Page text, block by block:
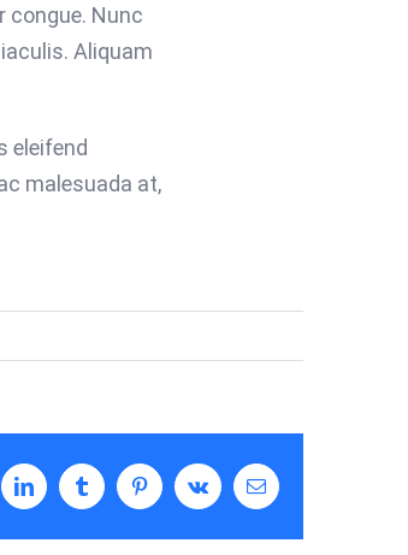
congue. Nunc
Aliquam
eleifend
malesuada at,
LinkedIn Tumblr PinterestVk Email